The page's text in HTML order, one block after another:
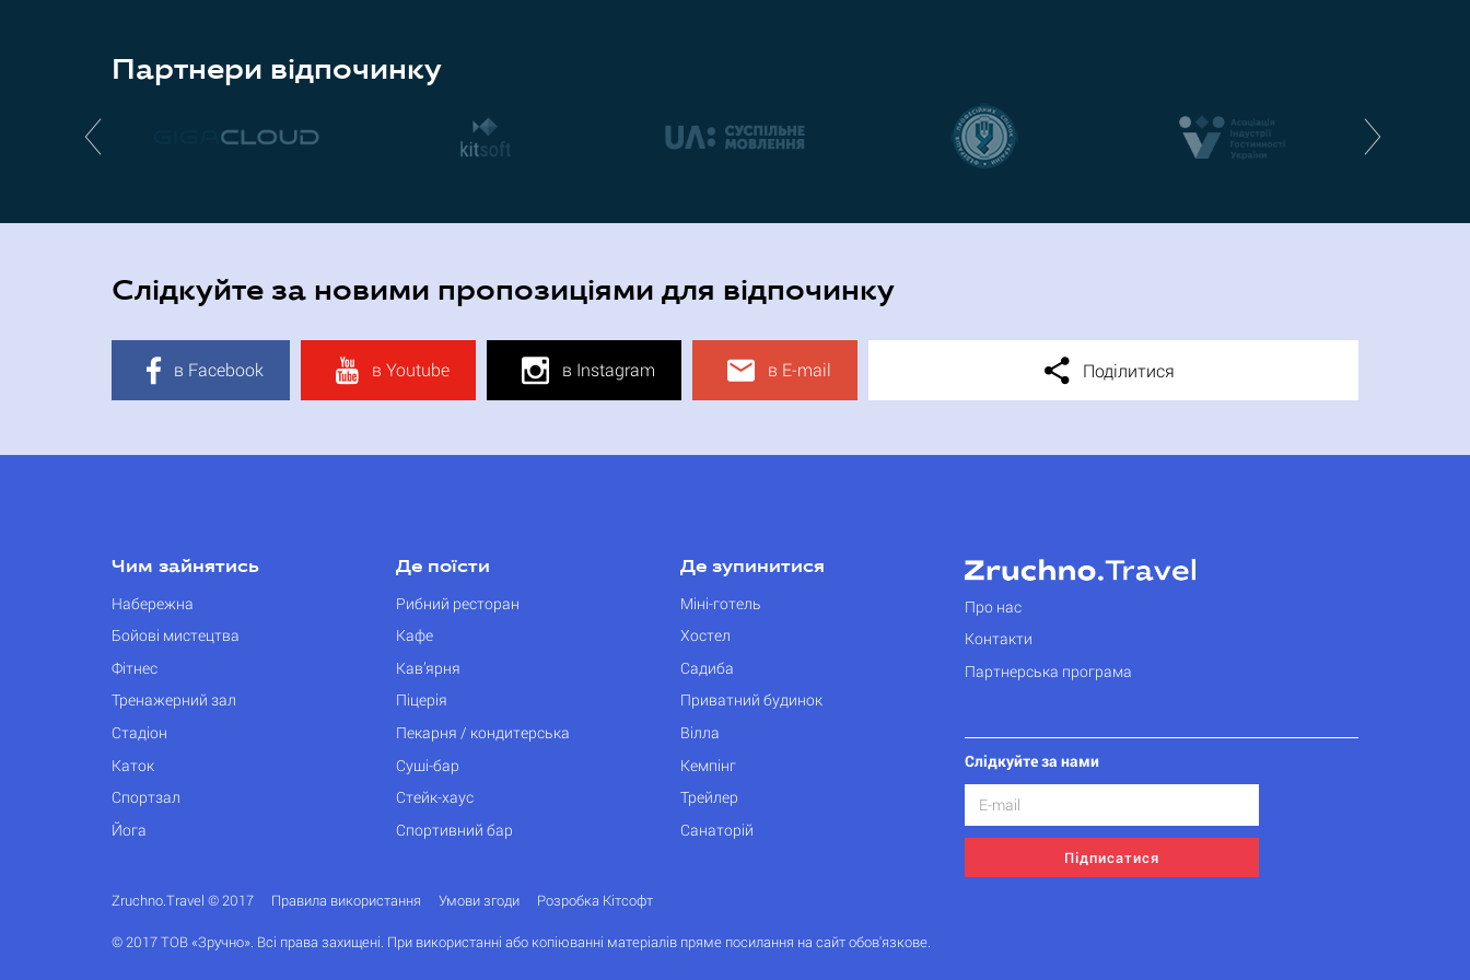
Партнери відпочинку
Слідкуйте за новими пропозиціями для відпочинку
в Facebook в Youtube в Instagram в E-mail Поділитися
Чим зайнятись
Набережна
Бойові мистецтва
Фітнес
Тренажерний зал
Стадіон
Каток
Спортзал
Йога
Де поїсти
Рибний ресторан
Кафе
Кав’ярня
Піцерія
Пекарня / кондитерська
Суші-бар
Стейк-хаус
Спортивний бар
Де зупинитися
Міні-готель
Хостел
Садиба
Приватний будинок
Вілла
Кемпінг
Трейлер
Санаторій
Про нас
Контакти
Партнерська програма
Слідкуйте за нами
Підписатися
Zruchno.Travel © 2017 Правила використання Умови згоди Розробка Кітсофт
© 2017 ТОВ «Зручно». Всі права захищені. При використанні або копіюванні матеріалів пряме посилання на сайт обов'язкове.